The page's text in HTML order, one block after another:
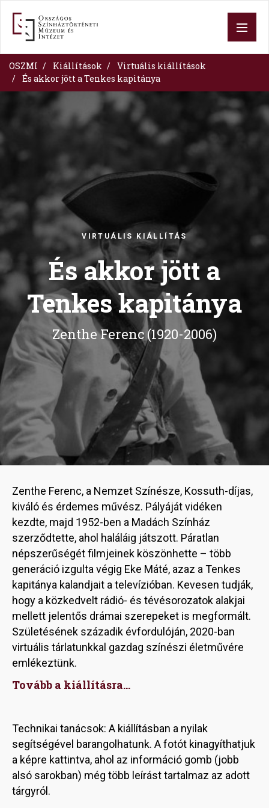
content
OSZMI Kiállítások
Virtuális kiállítások
És akkor jött a Tenkes kapitánya
VIRTUÁLIS KIÁLLÍTÁS
És akkor jött a
Tenkes kapitánya
Zenthe Ferenc (1920-2006)
Zenthe Ferenc, a Nemzet Színésze, Kossuth-díjas,
kiváló és érdemes művész. Pályáját vidéken
kezdte, majd 1952-ben a Madách Színház
szerződtette, ahol haláláig játszott. Páratlan
népszerűségét filmjeinek köszönhette – több
generáció izgulta végig Eke Máté, azaz a Tenkes
kapitánya kalandjait a televízióban. Kevesen tudják,
hogy a közkedvelt rádió- és tévésorozatok alakjai
mellett jelentős drámai szerepeket is megformált.
Születésének századik évfordulóján, 2020-ban
virtuális tárlatunkkal gazdag színészi életművére
emlékeztünk.
Tovább a kiállításra...
Technikai tanácsok: A kiállításban a nyilak
segítségével barangolhatunk. A fotót kinagyíthatjuk
a képre kattintva, ahol az információ gomb (jobb
alsó sarokban) még több leírást tartalmaz az adott
tárgyról.